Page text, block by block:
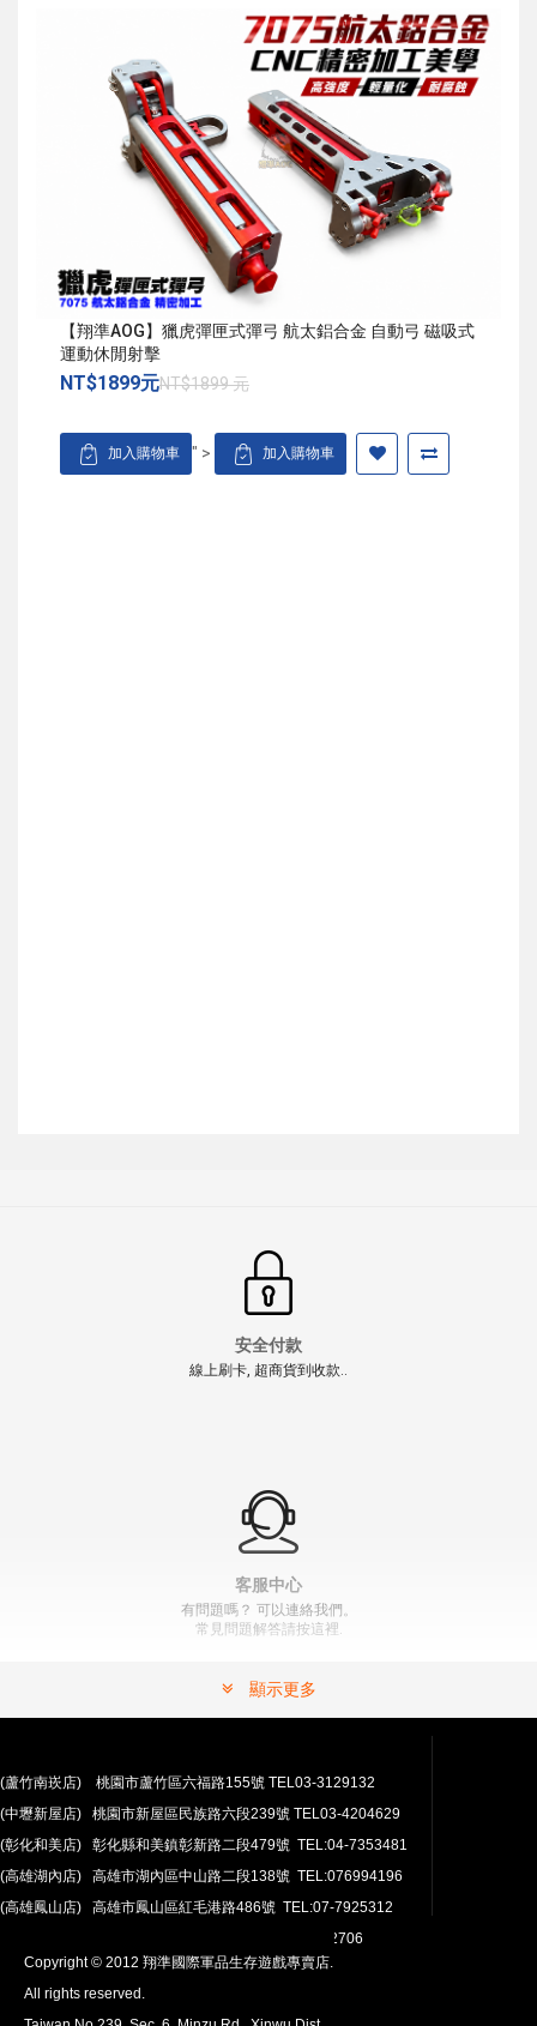
【翔準AOG】獵虎彈匣式彈弓 航太鋁合金 自動弓 磁吸式
運動休閒射擊
NT$1899元NT$1899 元
加入購物車 " > 加入購物車
【少量現貨】【翔準AOG】 電鑽夾頭造型 步槍防火帽手
加入購物車
安全付款
線上刷卡, 超商貨到收款..
客服中心
有問題嗎？ 可以連絡我們。
常見問題解答請按這裡.
安心購買
100％付款保護。 簡單
退貨政策
顯示更多
(蘆竹南崁店) 桃園市蘆竹區六福路155號 TEL03-3129132
(中壢新屋店) 桃園市新屋區民族路六段239號 TEL03-4204629
(彰化和美店) 彰化縣和美鎮彰新路二段479號 TEL:04-7353481
(高雄湖內店) 高雄市湖內區中山路二段138號 TEL:076994196
(高雄鳳山店) 高雄市鳳山區紅毛港路486號 TEL:07-7925312
翔準網路部門:TEL 03-4202763 03-4202706
Copyright © 2012 翔準國際軍品生存遊戲專賣店.
All rights reserved.